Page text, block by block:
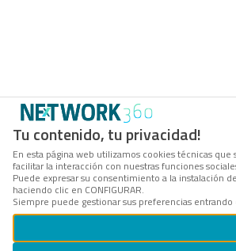
Tu contenido, tu privacidad!
En esta página web utilizamos cookies técnicas
facilitar la interacción con nuestras funciones
Puede expresar su consentimiento a la instalación
haciendo clic en CONFIGURAR.
Siempre puede gestionar sus preferencias